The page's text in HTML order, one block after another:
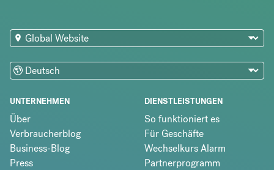
UNTERNEHMEN
Über
Verbraucherblog
Business-Blog
Press
DIENSTLEISTUNGEN
So funktioniert es
Für Geschäfte
Wechselkurs Alarm
Partnerprogramm